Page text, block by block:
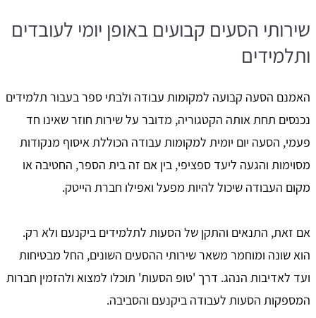
שירותי הסעים קבועים באופן יומי לעובדים
ותלמידים
האמנם הסעה קבועה למקומות עבודה ולבתי ספר בעבור תלמידים
נכנסים תחת אותה הקטגוריה, מדובר על שירות חוזר שאינו חד
פעמי, הסעה יום יומית למקומות עבודה הכוללת איסוף מנקודות
מסוימות והגעה ליעד ספציפי, בין אם זה בית הספר, החטיבה או
מקום העבודה שיכול להיות מפעל ואפילו חברת הייטק.
אם זאת, התנאים והתקן של הסעות לתלמידים ביקנעם ולא רק.
הוא שונה ומוחמר משאר שירותי ההסעים השונים, החל מבטיחות
ועד לאדיבות הנהג. דרך 'טופ הסעות' תוכלו למצוא ולהזמין חברות
המספקות הסעות לעבודה ביקנעם והסביבה.